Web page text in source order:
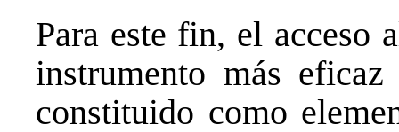
Para este fin, el acceso
instrumento más
constituido como